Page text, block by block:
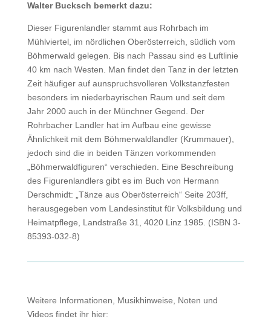
Walter Bucksch bemerkt dazu:
Dieser Figurenlandler stammt aus Rohrbach im
Mühlviertel, im nördlichen Oberösterreich, südlich vom
Böhmerwald gelegen. Bis nach Passau sind es Luftlinie
40 km nach Westen. Man findet den Tanz in der letzten
Zeit häufiger auf aunspruchsvolleren Volkstanzfesten
besonders im niederbayrischen Raum und seit dem
Jahr 2000 auch in der Münchner Gegend. Der
Rohrbacher Landler hat im Aufbau eine gewisse
Ähnlichkeit mit dem Böhmerwaldlandler (Krummauer),
jedoch sind die in beiden Tänzen vorkommenden
„Böhmerwaldfiguren“ verschieden. Eine Beschreibung
des Figurenlandlers gibt es im Buch von Hermann
Derschmidt: „Tänze aus Oberösterreich“ Seite 203ff,
herausgegeben vom Landesinstitut für Volksbildung und
Heimatpflege, Landstraße 31, 4020 Linz 1985. (ISBN 3-
85393-032-8)
Weitere Informationen, Musikhinweise, Noten und
Videos findet ihr hier: